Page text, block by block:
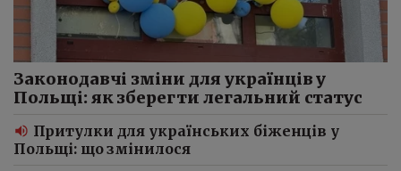
Законодавчі зміни для українців у
Польщі: як зберегти легальний статус
Притулки для українських біженців у
Польщі: що змінилося